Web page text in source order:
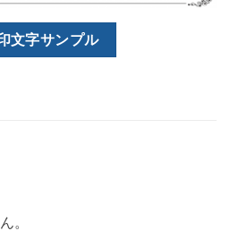
文字サンプル
。